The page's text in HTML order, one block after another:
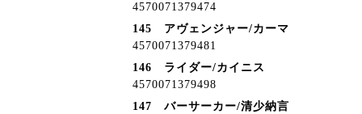
4570071379474
145 アヴェンジャー/カーマ
4570071379481
146 ライダー/カイニス
4570071379498
147 バーサーカー/清少納言